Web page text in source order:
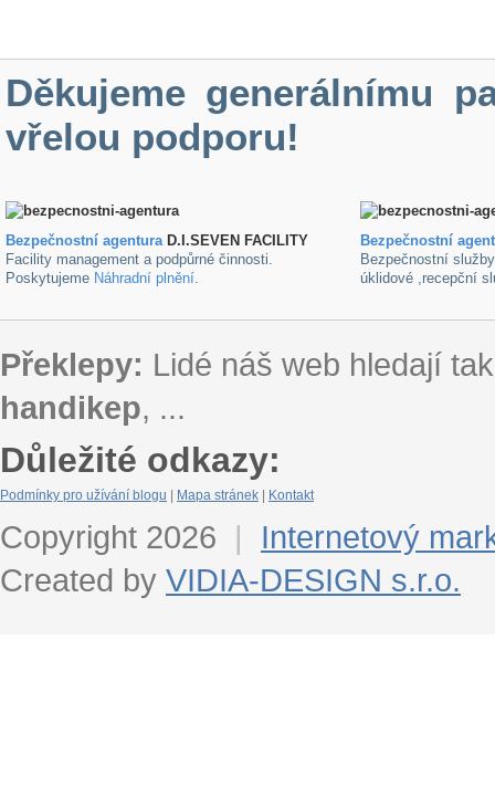
Děkujeme generálnímu
vřelou podporu!
Bezpečnostní agenturaD.I.SEVEN FACILITY
Facility management a podpůrné činnosti.
Poskytujeme Náhradní plnění.
Bezpečnostní
Bezpečnostní
úklidové ,recepční
Překlepy: Lidé náš web hledají
handikep, ...
Důležité odkazy:
Podmínky pro užívání blogu Mapa stránek Kontakt
Copyright 2026 |
Internetový
Created by VIDIA-DESIGN s.r.o.